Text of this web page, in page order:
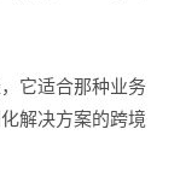
它适合那种业务
解决方案的跨境